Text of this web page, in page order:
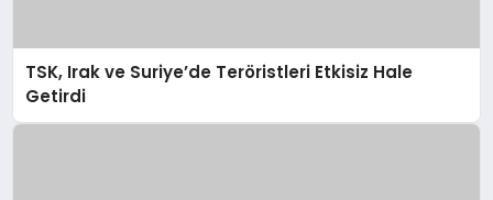
TSK, Irak ve Suriye’de Teröristleri Etkisiz Hale
Getirdi